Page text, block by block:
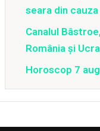
seara din
Canalul
România și
Horoscop 7